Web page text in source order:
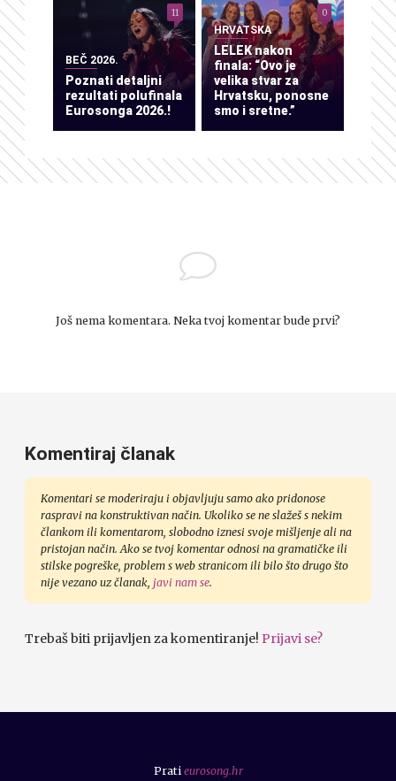
BEČ 2026.
Poznati detaljni
rezultati polufinala
Eurosonga 2026.!
11
HRVATSKA
LELEK nakon
finala: “Ovo je
velika stvar za
Hrvatsku, ponosne
smo i sretne.”
0
Još nema komentara. Neka tvoj komentar bude prvi?
Komentiraj članak
Komentari se moderiraju i objavljuju samo ako pridonose
raspravi na konstruktivan način. Ukoliko se ne slažeš s nekim
člankom ili komentarom, slobodno iznesi svoje mišljenje ali na
pristojan način. Ako se tvoj komentar odnosi na gramatičke ili
stilske pogreške, problem s web stranicom ili bilo što drugo što
nije vezano uz članak, javi nam se.
Trebaš biti prijavljen za komentiranje! Prijavi se?
Prati eurosong.hr